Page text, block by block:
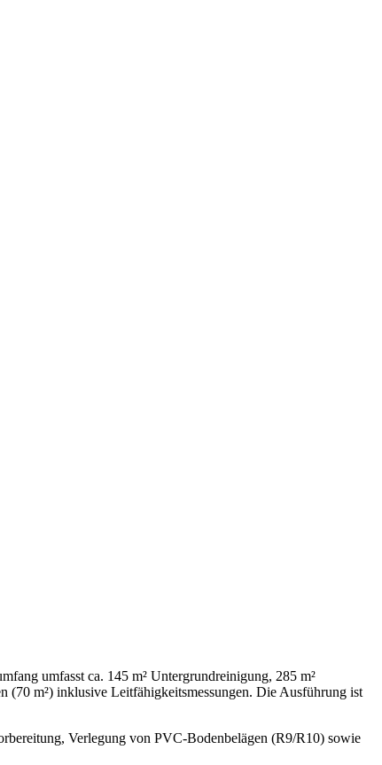
umfasst ca. 145 m² Untergrundreinigung, 285 m²
(70 m²) inklusive Leitfähigkeitsmessungen. Die Ausführung ist
Verlegung von PVC-Bodenbelägen (R9/R10) sowie